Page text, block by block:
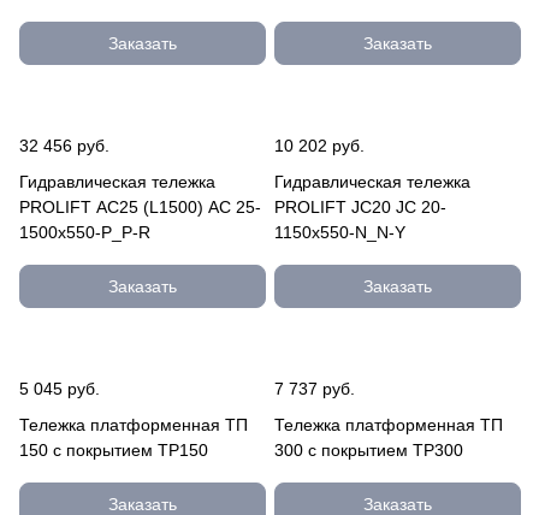
Заказать Заказать
32 456 руб.
Гидравлическая тележка
PROLIFT AC25 (L1500) AC 25-
1500x550-P_P-R
Заказать
10 202 руб.
Гидравлическая тележка
PROLIFT JC20 JC 20-
1150x550-N_N-Y
Заказать
5 045 руб.
Тележка платформенная ТП
150 с покрытием TP150
Заказать
7 737 руб.
Тележка платформенная ТП
300 с покрытием TP300
Заказать